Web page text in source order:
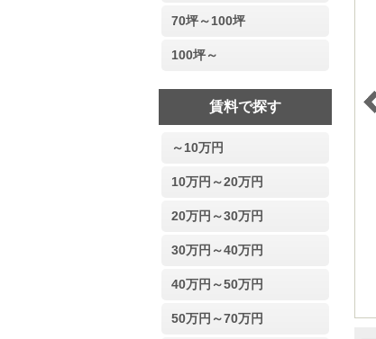
70坪～100坪
100坪～
賃料で探す
～10万円
10万円～20万円
20万円～30万円
30万円～40万円
40万円～50万円
50万円～70万円